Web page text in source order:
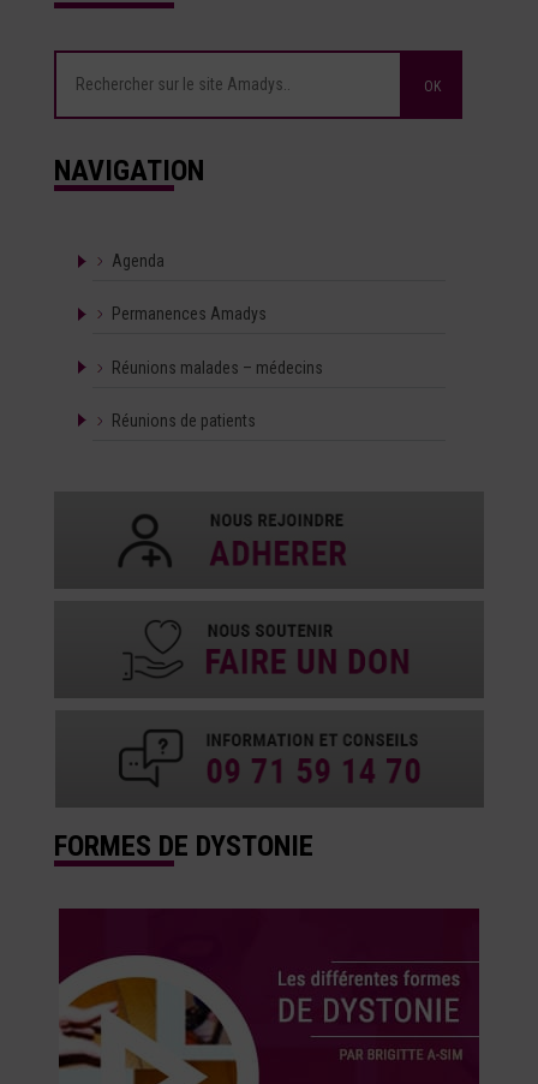
NAVIGATION
Agenda
Permanences Amadys
Réunions malades – médecins
Réunions de patients
FORMES DE DYSTONIE